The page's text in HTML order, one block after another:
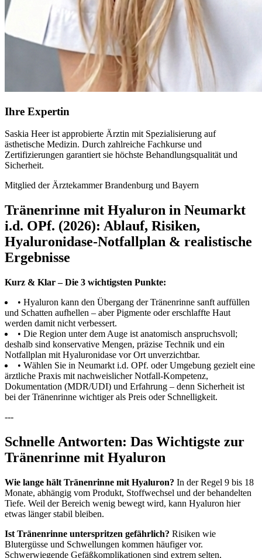
Ihre Expertin
Saskia Heer ist approbierte Ärztin mit Spezialisierung auf
ästhetische Medizin. Durch zahlreiche Fachkurse und
Zertifizierungen garantiert sie höchste Behandlungsqualität und
Sicherheit.
Mitglied der Ärztekammer Brandenburg und Bayern
Tränenrinne mit Hyaluron in Neumarkt
i.d. OPf. (2026): Ablauf, Risiken,
Hyaluronidase-Notfallplan & realistische
Ergebnisse
Kurz & Klar – Die 3 wichtigsten Punkte:
• Hyaluron kann den Übergang der Tränenrinne sanft auffüllen
und Schatten aufhellen – aber Pigmente oder erschlaffte Haut
werden damit nicht verbessert.
• Die Region unter dem Auge ist anatomisch anspruchsvoll;
deshalb sind konservative Mengen, präzise Technik und ein
Notfallplan mit Hyaluronidase vor Ort unverzichtbar.
• Wählen Sie in Neumarkt i.d. OPf. oder Umgebung gezielt eine
ärztliche Praxis mit nachweislicher Notfall-Kompetenz,
Dokumentation (MDR/UDI) und Erfahrung – denn Sicherheit ist
bei der Tränenrinne wichtiger als Preis oder Schnelligkeit.
---
Schnelle Antworten: Das Wichtigste zur
Tränenrinne mit Hyaluron
Wie lange hält Tränenrinne mit Hyaluron? In der Regel 9 bis 18
Monate, abhängig vom Produkt, Stoffwechsel und der behandelten
Tiefe. Weil der Bereich wenig bewegt wird, kann Hyaluron hier
etwas länger stabil bleiben.
Ist Tränenrinne unterspritzen gefährlich? Risiken wie
Blutergüsse und Schwellungen kommen häufiger vor.
Schwerwiegende Gefäßkomplikationen sind extrem selten,